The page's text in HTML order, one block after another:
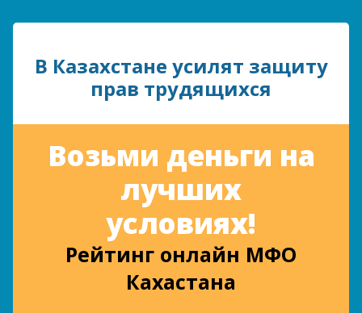
В Казахстане усилят защиту
прав трудящихся
Возьми деньги на
лучших
условиях!
Рейтинг онлайн МФО
Кахастана